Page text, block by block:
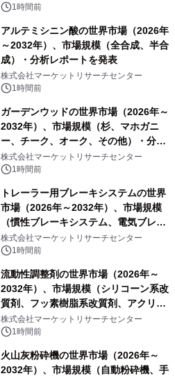
他）・分析レポートを発表
1時間前
アルテミシニン酸の世界市場（2026年
～2032年）、市場規模（全合成、半合
成）・分析レポートを発表
株式会社マーケットリサーチセンター
1時間前
ガーデンウッドの世界市場（2026年～
2032年）、市場規模（杉、マホガニ
ー、チーク、オーク、その他）・分析
レポートを発表
株式会社マーケットリサーチセンター
1時間前
トレーラー用ブレーキシステムの世界
市場（2026年～2032年）、市場規模
（慣性ブレーキシステム、電気ブレー
キシステム、その他）・分析レポート
を発表
株式会社マーケットリサーチセンター
1時間前
流動性調整剤の世界市場（2026年～
2032年）、市場規模（シリコーン系改
質剤、フッ素樹脂系改質剤、アクリル
系改質剤、ポリウレタン系改質剤、ワ
ックス系改質剤）・分析レポートを発
株式会社マーケットリサーチセンター
1時間前
火山灰粉砕機の世界市場（2026年～
2032年）、市場規模（自動粉砕機、手